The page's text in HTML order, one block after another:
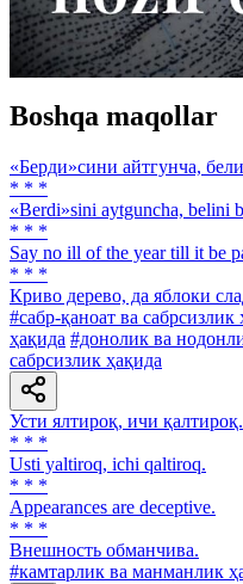
Boshqa maqollar
«Берди»сини айтгунча,
* * *
«Berdi»sini aytguncha, belini
* * *
Say no ill of the year till it be
* * *
Криво дерево, да яблоки
#сабр-қаноат ва сабрсизлик
ҳақида #донолик ва
сабрсизлик ҳақида
Усти ялтироқ, ичи қалтироқ.
* * *
Usti yaltiroq, ichi qaltiroq.
* * *
Appearances are deceptive.
* * *
Внешность обманчива.
#камтарлик ва манманлик